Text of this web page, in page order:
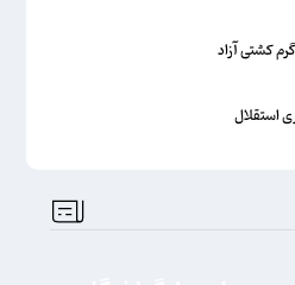
استقلال